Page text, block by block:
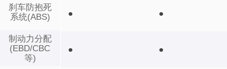
刹车防抱死
系统(ABS)
制动力分配
(EBD/CBC
等)
● ●
● ●